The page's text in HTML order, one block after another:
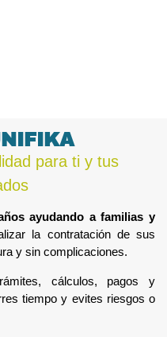
para ti y tus
ayudando a familias y
la contratación de sus
y sin complicaciones.
cálculos, pagos y
tiempo y evites riesgos o